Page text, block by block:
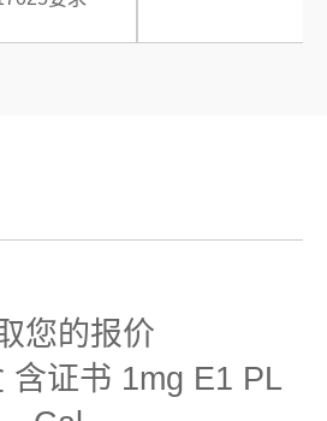
线状
8000 (± 30) kg/m3
您的报价
含证书 1mg E1 PL